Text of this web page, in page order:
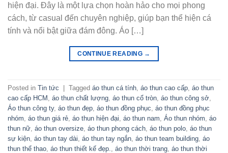
hiện đại. Đây là một lựa chọn hoàn hảo cho mọi phong
cách, từ casual đến chuyên nghiệp, giúp bạn thể hiện cá
tính và nổi bật giữa đám đông. Áo […]
CONTINUE READING →
Posted in Tin tức Tagged áo thun cá tính áo thun cao cấp áo thun
cao cấp HCM
áo thun chất lượng áo thun cổ tròn áo thun công sở
Áo thun công ty, áo thun đẹp áo thun đồng phục áo thun đồng phục
nhóm áo thun giá rẻ áo thun hiện đại áo thun nam Áo thun nhóm áo
thun nữ áo thun oversize áo thun phong cách áo thun polo áo thun
sự kiện áo thun tay dài áo thun tay ngắn áo thun team building áo
thun thể thao áo thun thiết kế đẹp. áo thun thời trang áo thun thời